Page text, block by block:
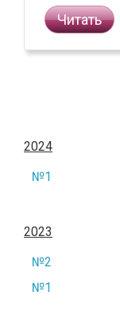
Читать
2024
№1
2023
№2
№1